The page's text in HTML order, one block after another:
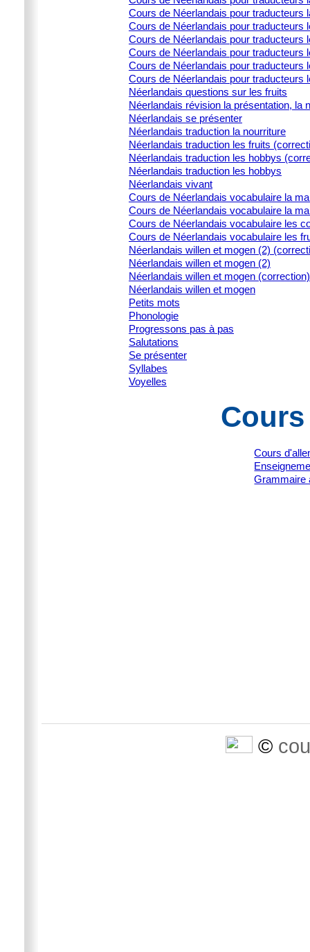
Cours de Néerlandais pour traducteurs
Cours de Néerlandais pour traducteurs
Cours de Néerlandais pour traducteurs
Cours de Néerlandais pour traducteurs
Cours de Néerlandais pour traducteurs
Cours de Néerlandais pour traducteurs
Néerlandais questions sur les fruits
Néerlandais révision la présentation, la
Néerlandais se présenter
Néerlandais traduction la nourriture
Néerlandais traduction les fruits
Néerlandais traduction les hobbys
Néerlandais traduction les hobbys
Néerlandais vivant
Cours de Néerlandais vocabulaire la
Cours de Néerlandais vocabulaire la
Cours de Néerlandais vocabulaire les
Cours de Néerlandais vocabulaire les
Néerlandais willen et mogen (2)
Néerlandais willen et mogen (2)
Néerlandais willen et mogen (correction)
Néerlandais willen et mogen
Petits mots
Phonologie
Progressons pas à pas
Salutations
Se présenter
Syllabes
Voyelles
Cours
Grammaire
©